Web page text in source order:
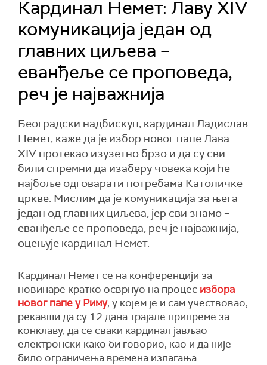
Кардинал Немет: Лаву XIV
комуникација један од
главних циљева –
еванђеље се проповеда,
реч је најважнија
Београдски надбискуп, кардинал Ладислав
Немет, каже да је избор новог папе Лава
XIV протекао изузетно брзо и да су сви
били спремни да изаберу човека који ће
најбоље одговарати потребама Католичке
цркве. Мислим да је комуникација за њега
један од главних циљева, јер сви знамо –
еванђеље се проповеда, реч је најважнија,
оцењује кaрдинал Немет.
Кардинал Немет се на конференцији за
новинаре кратко осврнуо на процес избора
новог папе у Риму, у којем је и сам учествовао,
рекавши да су 12 дана трајале припреме за
конклаву, да се сваки кардинал јављао
електронски како би говорио, као и да није
било ограничења времена излагања.